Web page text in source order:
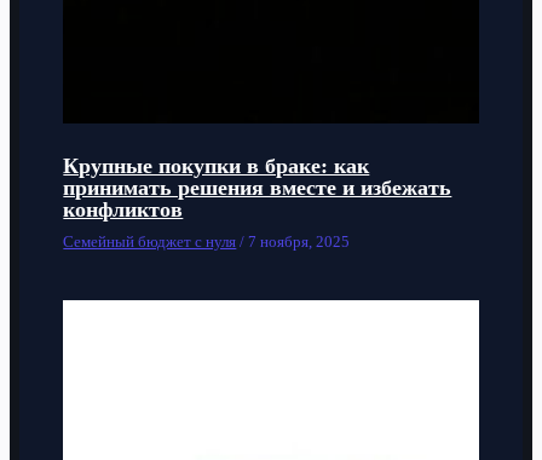
Крупные покупки в браке: как
принимать решения вместе и избежать
конфликтов
Семейный бюджет с нуля /7 ноября, 2025